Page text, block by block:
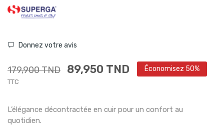
Donnez votre avis
179,900 TND 89,950 TND Économisez 50%
TTC
L’élégance décontractée en cuir pour un confort au
quotidien.